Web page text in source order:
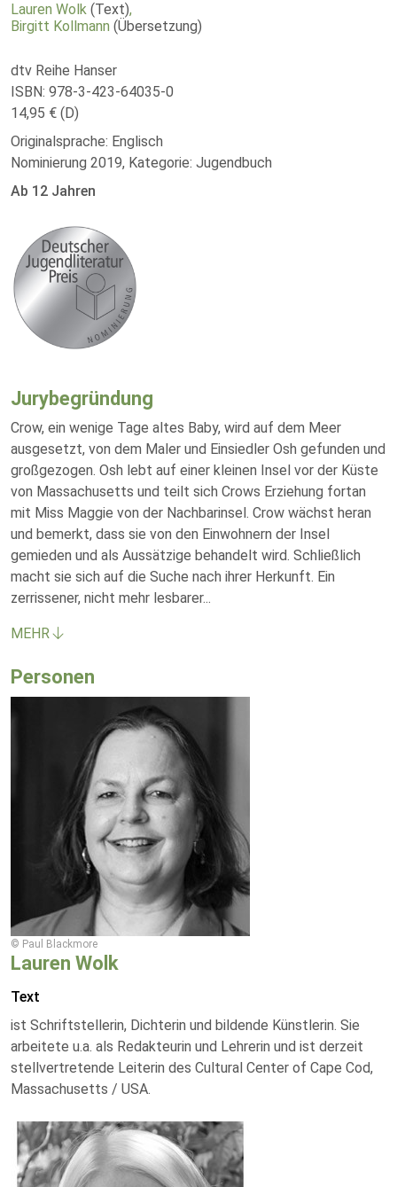
Lauren Wolk (Text),
Birgitt Kollmann (Übersetzung)
dtv Reihe Hanser
ISBN: 978-3-423-64035-0
14,95 € (D)
Originalsprache: Englisch
Nominierung 2019, Kategorie: Jugendbuch
Ab 12 Jahren
Jurybegründung
Crow, ein wenige Tage altes Baby, wird auf dem Meer
ausgesetzt, von dem Maler und Einsiedler Osh gefunden und
großgezogen. Osh lebt auf einer kleinen Insel vor der Küste
von Massachusetts und teilt sich Crows Erziehung fortan
mit Miss Maggie von der Nachbarinsel. Crow wächst heran
und bemerkt, dass sie von den Einwohnern der Insel
gemieden und als Aussätzige behandelt wird. Schließlich
macht sie sich auf die Suche nach ihrer Herkunft. Ein
zerrissener, nicht mehr lesbarer...
MEHR
Personen
© Paul Blackmore
Lauren Wolk
Text
ist Schriftstellerin, Dichterin und bildende Künstlerin. Sie
arbeitete u.a. als Redakteurin und Lehrerin und ist derzeit
stellvertretende Leiterin des Cultural Center of Cape Cod,
Massachusetts / USA.